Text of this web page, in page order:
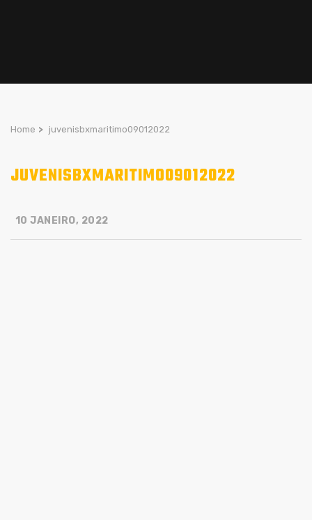
Home > juvenisbxmaritimo09012022
JUVENISBXMARITIMO09012022
10 JANEIRO, 2022